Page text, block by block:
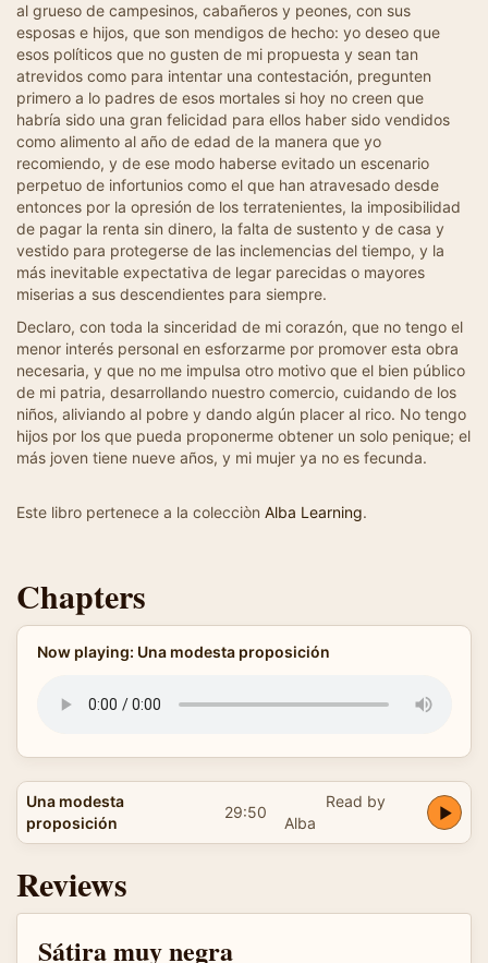
al grueso de campesinos, cabañeros y peones, con sus
esposas e hijos, que son mendigos de hecho: yo deseo que
esos políticos que no gusten de mi propuesta y sean tan
atrevidos como para intentar una contestación, pregunten
primero a lo padres de esos mortales si hoy no creen que
habría sido una gran felicidad para ellos haber sido vendidos
como alimento al año de edad de la manera que yo
recomiendo, y de ese modo haberse evitado un escenario
perpetuo de infortunios como el que han atravesado desde
entonces por la opresión de los terratenientes, la imposibilidad
de pagar la renta sin dinero, la falta de sustento y de casa y
vestido para protegerse de las inclemencias del tiempo, y la
más inevitable expectativa de legar parecidas o mayores
miserias a sus descendientes para siempre.
Declaro, con toda la sinceridad de mi corazón, que no tengo el
menor interés personal en esforzarme por promover esta obra
necesaria, y que no me impulsa otro motivo que el bien público
de mi patria, desarrollando nuestro comercio, cuidando de los
niños, aliviando al pobre y dando algún placer al rico. No tengo
hijos por los que pueda proponerme obtener un solo penique; el
más joven tiene nueve años, y mi mujer ya no es fecunda.
Este libro pertenece a la colecciòn Alba Learning.
Chapters
Now playing: Una modesta proposición
Una modesta
proposición
29:50
Read by
Alba
Reviews
Sátira muy negra